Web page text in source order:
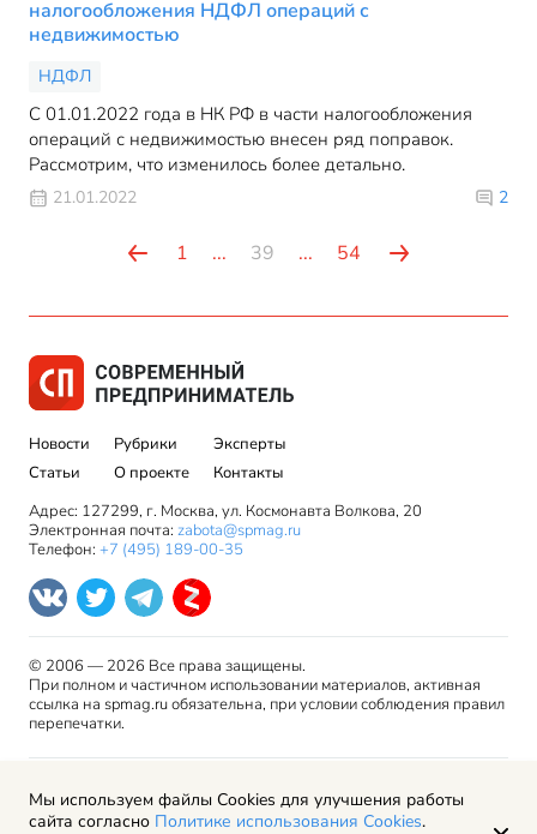
налогообложения НДФЛ операций с
недвижимостью
НДФЛ
С 01.01.2022 года в НК РФ в части налогообложения
операций с недвижимостью внесен ряд поправок.
Рассмотрим, что изменилось более детально.
21.01.2022 2
1 ... 39 ... 54
Новости
Статьи
Рубрики
О проекте
Эксперты
Контакты
Адрес: 127299, г. Москва, ул. Космонавта Волкова, 20
Электронная почта: zabota@spmag.ru
Телефон: +7 (495) 189-00-35
© 2006 — 2026 Все права защищены.
При полном и частичном использовании материалов, активная
ссылка на spmag.ru обязательна, при условии соблюдения правил
перепечатки.
Правила использования материалов сайта и авторские
права
Мы используем файлы Cookies для улучшения работы
сайта согласно Политике использования Cookies.